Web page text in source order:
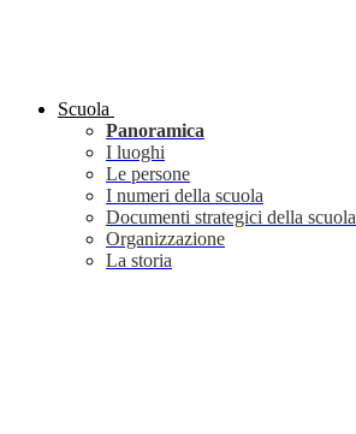
Scuola
Panoramica
I luoghi
Le persone
I numeri della scuola
Documenti strategici della scuola
Organizzazione
La storia